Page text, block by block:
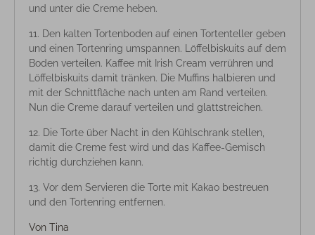
und unter die Creme heben.
Den kalten Tortenboden auf einen Tortenteller geben
und einen Tortenring umspannen. Löffelbiskuits auf dem
Boden verteilen. Kaffee mit Irish Cream verrühren und
Löffelbiskuits damit tränken. Die Muffins halbieren und
mit der Schnittfläche nach unten am Rand verteilen.
Nun die Creme darauf verteilen und glattstreichen.
Die Torte über Nacht in den Kühlschrank stellen,
damit die Creme fest wird und das Kaffee-Gemisch
richtig durchziehen kann.
Vor dem Servieren die Torte mit Kakao bestreuen
und den Tortenring entfernen.
Von Tina